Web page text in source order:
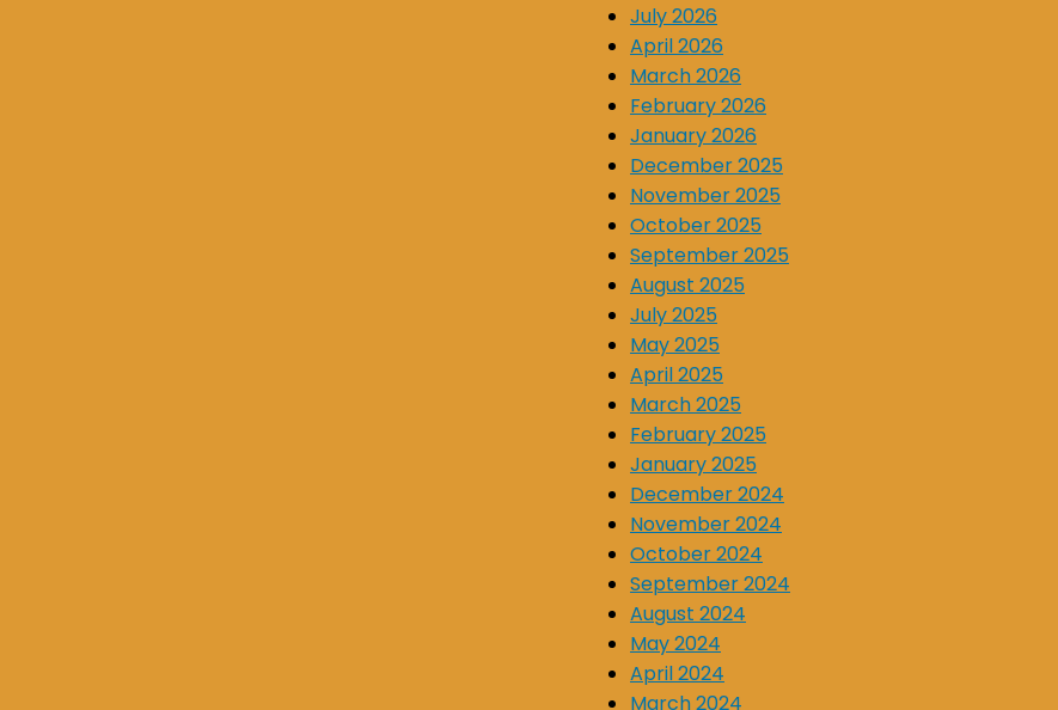
July 2026
April 2026
March 2026
February 2026
January 2026
December 2025
November 2025
October 2025
September 2025
August 2025
July 2025
May 2025
April 2025
March 2025
February 2025
January 2025
December 2024
November 2024
October 2024
September 2024
August 2024
May 2024
April 2024
March 2024